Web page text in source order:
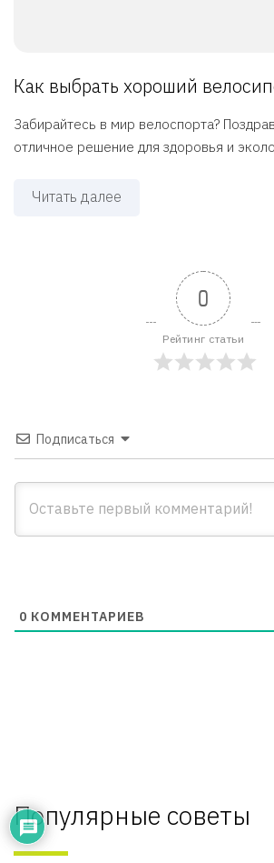
Как выбрать хороший
Забирайтесь в мир велоспорта?
отличное решение для здоровья и
Читать далее
0
Рейтинг статьи
Подписаться
0 КОММЕНТАРИЕВ
Популярные советы